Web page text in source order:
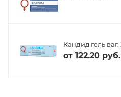
Кандид гель ваг.
от 122.20 руб.